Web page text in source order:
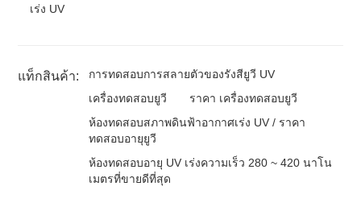
เร่ง UV
แท็กสินค้า:
การทดสอบการสลายตัวของรังสียูวี UV
เครื่องทดสอบยูวี
ราคา เครื่องทดสอบยูวี
ห้องทดสอบสภาพดินฟ้าอากาศเร่ง UV / ราคา
ทดสอบอายุยูวี
ห้องทดสอบอายุ UV เร่งความเร็ว 280 ~ 420 นาโน
เมตรที่ขายดีที่สุด